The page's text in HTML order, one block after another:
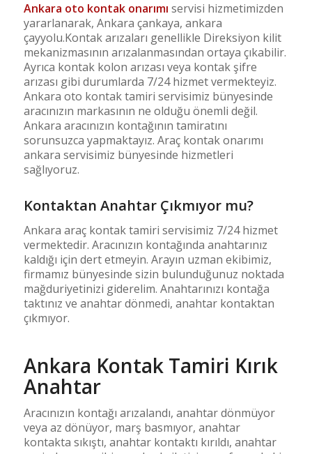
Ankara oto kontak onarımı servisi hizmetimizden
yararlanarak, Ankara çankaya, ankara
çayyolu.Kontak arızaları genellikle Direksiyon kilit
mekanizmasının arızalanmasından ortaya çıkabilir.
Ayrıca kontak kolon arızası veya kontak şifre
arızası gibi durumlarda 7/24 hizmet vermekteyiz.
Ankara oto kontak tamiri servisimiz bünyesinde
aracınızın markasının ne olduğu önemli değil.
Ankara aracınızın kontağının tamiratını
sorunsuzca yapmaktayız. Araç kontak onarımı
ankara servisimiz bünyesinde hizmetleri
sağlıyoruz.
Kontaktan Anahtar Çıkmıyor mu?
Ankara araç kontak tamiri servisimiz 7/24 hizmet
vermektedir. Aracınızın kontağında anahtarınız
kaldığı için dert etmeyin. Arayın uzman ekibimiz,
firmamız bünyesinde sizin bulunduğunuz noktada
mağduriyetinizi giderelim. Anahtarınızı kontağa
taktınız ve anahtar dönmedi, anahtar kontaktan
çıkmıyor.
Ankara Kontak Tamiri Kırık
Anahtar
Aracınızın kontağı arızalandı, anahtar dönmüyor
veya az dönüyor, marş basmıyor, anahtar
kontakta sıkıştı, anahtar kontaktı kırıldı, anahtar